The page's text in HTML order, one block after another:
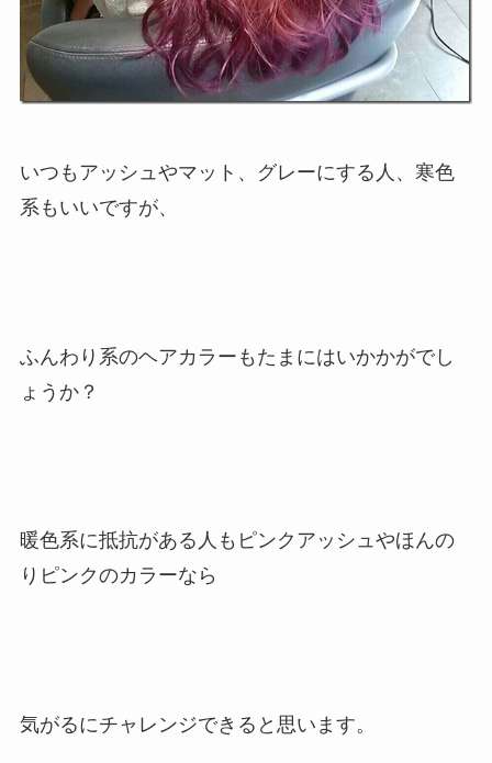
いつもアッシュやマット、グレーにする人、寒色
系もいいですが、
ふんわり系のヘアカラーもたまにはいかかがでし
ょうか？
暖色系に抵抗がある人もピンクアッシュやほんの
りピンクのカラーなら
気がるにチャレンジできると思います。